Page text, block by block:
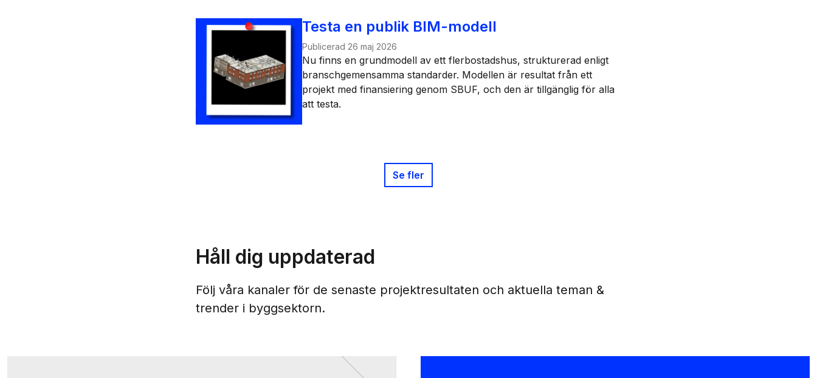
Testa en publik BIM-modell
Publicerad 26 maj 2026
Nu finns en grundmodell av ett flerbostadshus, strukturerad enligt
branschgemensamma standarder. Modellen är resultat från ett
projekt med finansiering genom SBUF, och den är tillgänglig för alla
att testa.
Se fler
Håll dig uppdaterad
Följ våra kanaler för de senaste projektresultaten och aktuella teman &
trender i byggsektorn.